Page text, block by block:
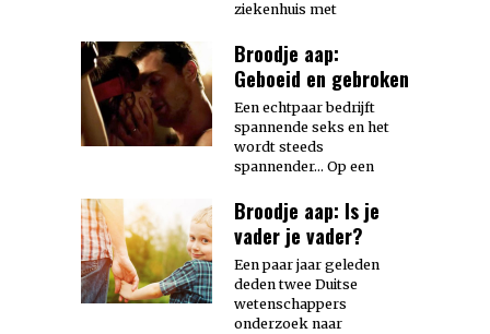
ziekenhuis met
Broodje aap:
Geboeid en gebroken
Een echtpaar bedrijft
spannende seks en het
wordt steeds
spannender… Op een
Broodje aap: Is je
vader je vader?
Een paar jaar geleden
deden twee Duitse
wetenschappers
onderzoek naar